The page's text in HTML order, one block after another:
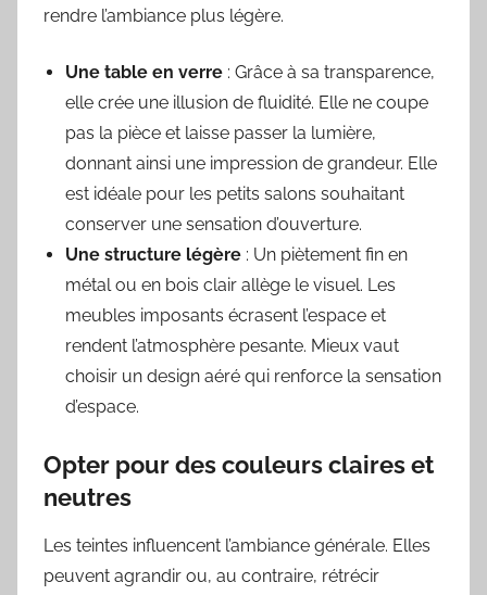
rendre l’ambiance plus légère.
Une table en verre : Grâce à sa transparence,
elle crée une illusion de fluidité. Elle ne coupe
pas la pièce et laisse passer la lumière,
donnant ainsi une impression de grandeur. Elle
est idéale pour les petits salons souhaitant
conserver une sensation d’ouverture.
Une structure légère : Un piètement fin en
métal ou en bois clair allège le visuel. Les
meubles imposants écrasent l’espace et
rendent l’atmosphère pesante. Mieux vaut
choisir un design aéré qui renforce la sensation
d’espace.
Opter pour des couleurs claires et
neutres
Les teintes influencent l’ambiance générale. Elles
peuvent agrandir ou, au contraire, rétrécir